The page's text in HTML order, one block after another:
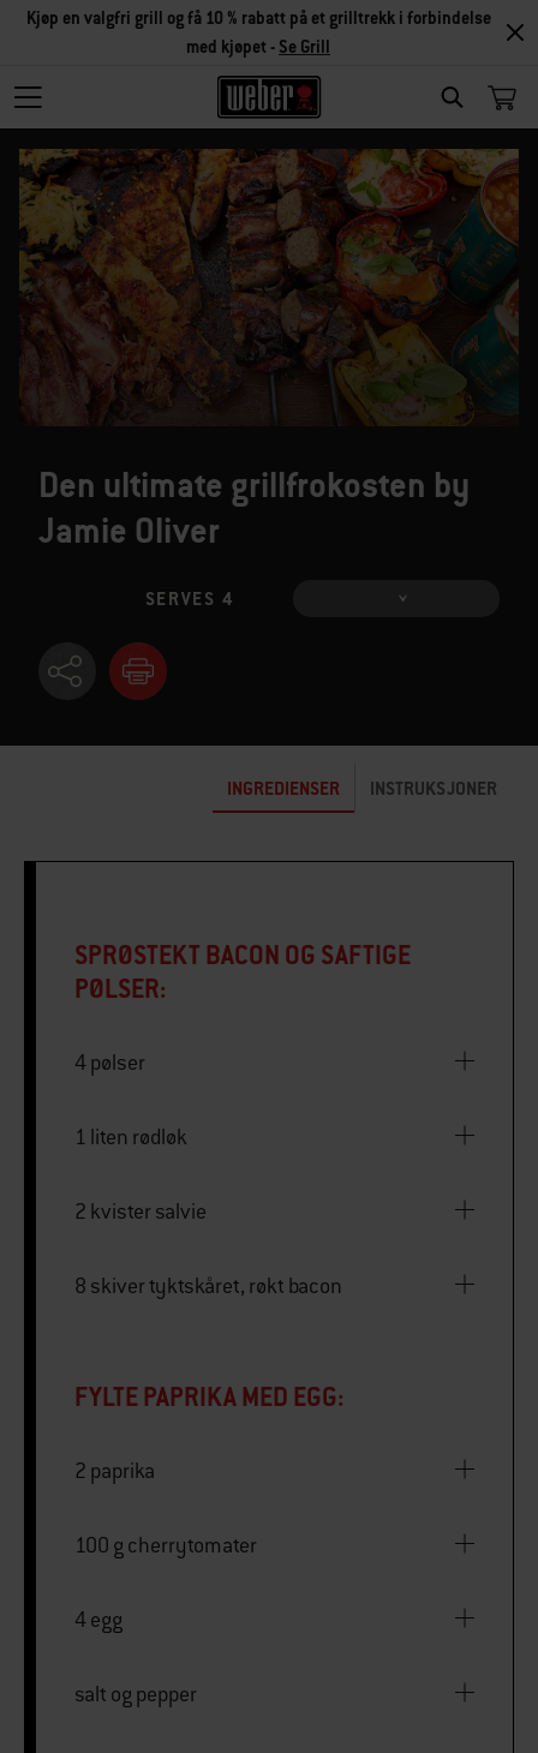
SEARCH
Kjøp en valgfri grill og få 10 % rabatt på et grilltrekk i forbindelse
med kjøpet - Se Grill
Den ultimate grillfrokosten by
Jamie Oliver
SERVES 4
INGREDIENSER INSTRUKSJONER
SPRØSTEKT BACON OG SAFTIGE
PØLSER:
4 pølser
1 liten rødløk
2 kvister salvie
8 skiver tyktskåret, røkt bacon
FYLTE PAPRIKA MED EGG:
2 paprika
100 g cherrytomater
4 egg
salt og pepper